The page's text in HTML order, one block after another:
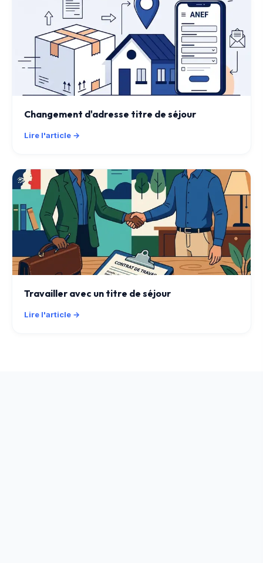
Changement d'adresse titre de séjour
Lire l'article →
Travailler avec un titre de séjour
Lire l'article →